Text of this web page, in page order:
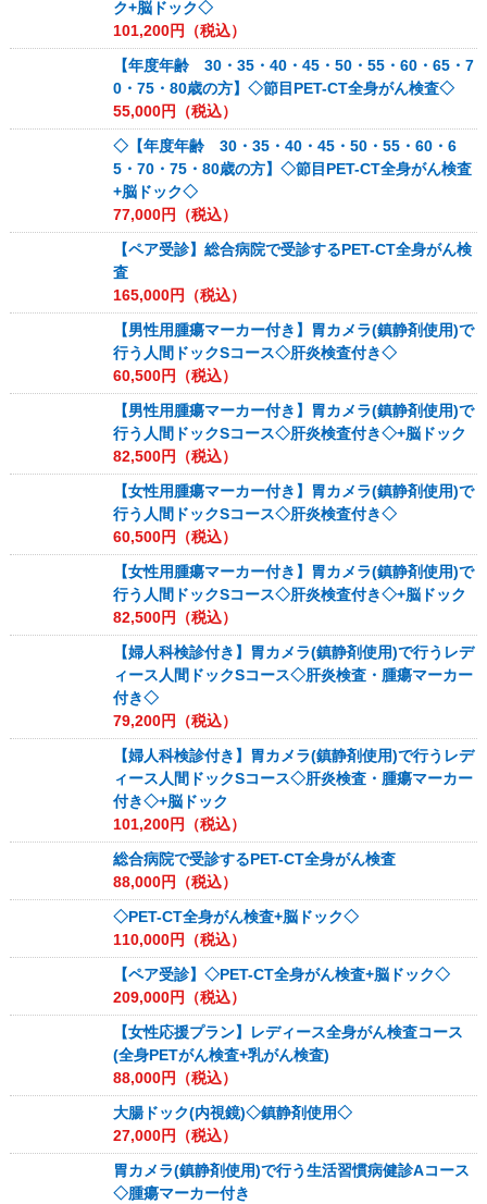
ク+脳ドック◇
101,200円（税込）
【年度年齢 30・35・40・45・50・55・60・65・7
0・75・80歳の方】◇節目PET-CT全身がん検査◇
55,000円（税込）
◇【年度年齢 30・35・40・45・50・55・60・6
5・70・75・80歳の方】◇節目PET-CT全身がん検査
+脳ドック◇
77,000円（税込）
【ペア受診】総合病院で受診するPET-CT全身がん検
査
165,000円（税込）
【男性用腫瘍マーカー付き】胃カメラ(鎮静剤使用)で
行う人間ドックSコース◇肝炎検査付き◇
60,500円（税込）
【男性用腫瘍マーカー付き】胃カメラ(鎮静剤使用)で
行う人間ドックSコース◇肝炎検査付き◇+脳ドック
82,500円（税込）
【女性用腫瘍マーカー付き】胃カメラ(鎮静剤使用)で
行う人間ドックSコース◇肝炎検査付き◇
60,500円（税込）
【女性用腫瘍マーカー付き】胃カメラ(鎮静剤使用)で
行う人間ドックSコース◇肝炎検査付き◇+脳ドック
82,500円（税込）
【婦人科検診付き】胃カメラ(鎮静剤使用)で行うレデ
ィース人間ドックSコース◇肝炎検査・腫瘍マーカー
付き◇
79,200円（税込）
【婦人科検診付き】胃カメラ(鎮静剤使用)で行うレデ
ィース人間ドックSコース◇肝炎検査・腫瘍マーカー
付き◇+脳ドック
101,200円（税込）
総合病院で受診するPET-CT全身がん検査
88,000円（税込）
◇PET-CT全身がん検査+脳ドック◇
110,000円（税込）
【ペア受診】◇PET-CT全身がん検査+脳ドック◇
209,000円（税込）
【女性応援プラン】レディース全身がん検査コース
(全身PETがん検査+乳がん検査)
88,000円（税込）
大腸ドック(内視鏡)◇鎮静剤使用◇
27,000円（税込）
胃カメラ(鎮静剤使用)で行う生活習慣病健診Aコース
◇腫瘍マーカー付き